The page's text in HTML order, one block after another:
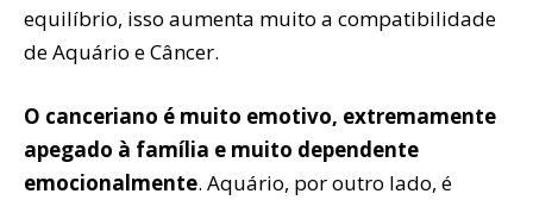
equilíbrio, isso aumenta muito a compatibilidade
de Aquário e Câncer.
O canceriano é muito emotivo, extremamente
apegado à família e muito dependente
emocionalmente. Aquário, por outro lado, é